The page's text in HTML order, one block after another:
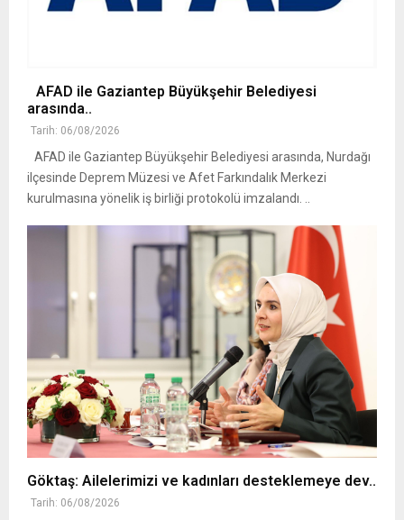
AFAD ile Gaziantep Büyükşehir Belediyesi
arasında..
Tarih: 06/08/2026
AFAD ile Gaziantep Büyükşehir Belediyesi arasında, Nurdağı
ilçesinde Deprem Müzesi ve Afet Farkındalık Merkezi
kurulmasına yönelik iş birliği protokolü imzalandı. ..
Göktaş: Ailelerimizi ve kadınları desteklemeye dev..
Tarih: 06/08/2026